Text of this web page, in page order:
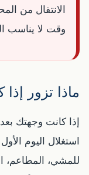
الانتقال من
وقت لا يناسب
ماذا تزور
إذا كانت وجهتك
استغلال اليوم
للمشي، المطاعم،